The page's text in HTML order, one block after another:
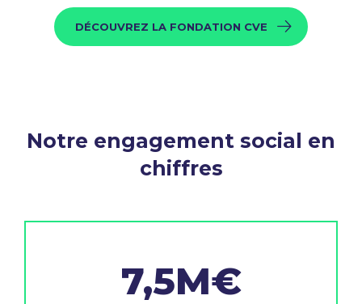
DÉCOUVREZ LA FONDATION CVE
Notre engagement social en
chiffres
7,5M€